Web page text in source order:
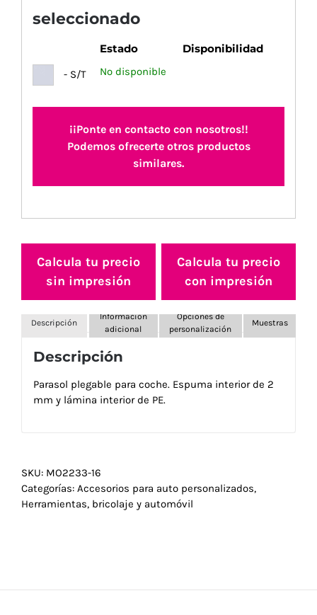
seleccionado
Estado Disponibilidad
- S/T No disponible
¡¡Ponte en contacto con nosotros!!
Podemos ofrecerte otros productos
similares.
Calcula tu precio
sin impresión
Calcula tu precio
con impresión
Descripción
Información
adicional
Opciones de
personalización
Muestras
Descripción
Parasol plegable para coche. Espuma interior de 2
mm y lámina interior de PE.
SKU: MO2233-16
Categorías: Accesorios para auto personalizados,
Herramientas, bricolaje y automóvil